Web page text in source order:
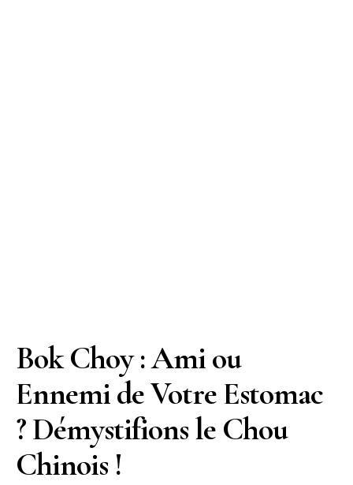
Bok Choy : Ami ou
Ennemi de Votre Estomac
? Démystifions le Chou
Chinois !